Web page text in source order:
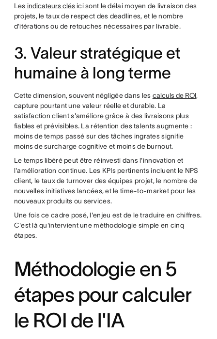
Les indicateurs clésici sont le délai moyen de livraison des
projets, le taux de respect des deadlines, et le nombre
d'itérations ou de retouches nécessaires par livrable.
3. Valeur stratégique et
humaine à long terme
Cette dimension, souvent négligée dans les calculs de ROI,
capture pourtant une valeur réelle et durable. La
satisfaction client s'améliore grâce à des livraisons plus
fiables et prévisibles. La rétention des talents augmente :
moins de temps passé sur des tâches ingrates signifie
moins de surcharge cognitive et moins de burnout.
Le temps libéré peut être réinvesti dans l'innovation et
l'amélioration continue. Les KPIs pertinents incluent le NPS
client, le taux de turnover des équipes projet, le nombre de
nouvelles initiatives lancées, et le time-to-market pour les
nouveaux produits ou services.
Une fois ce cadre posé, l'enjeu est de le traduire en chiffres.
C'est là qu'intervient une méthodologie simple en cinq
étapes.
Méthodologie en 5
étapes pour calculer
le ROI de l'IA